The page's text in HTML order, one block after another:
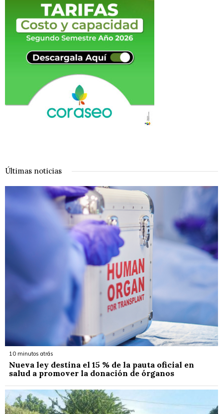
Últimas noticias
10 minutos atrás
Nueva ley destina el 15 % de la pauta oficial en
salud a promover la donación de órganos